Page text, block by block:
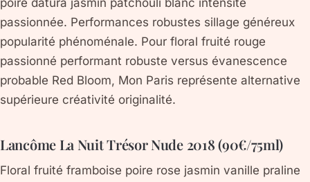
poire datura jasmin patchouli blanc intensité
passionnée. Performances robustes sillage généreux
popularité phénoménale. Pour floral fruité rouge
passionné performant robuste versus évanescence
probable Red Bloom, Mon Paris représente alternative
supérieure créativité originalité.
Lancôme La Nuit Trésor Nude 2018 (90€/75ml)
Floral fruité framboise poire rose jasmin vanille praline